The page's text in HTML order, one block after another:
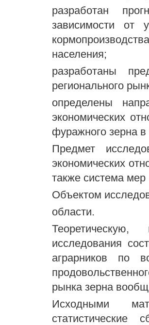
разработан
зависимости от
населения;
разработаны
регионального
определены
экономических
фуражного зерна в
Предмет
экономических
также система мер
Объектом
области.
исследования
аграрников по
рынка зерна
Исходными
статистические